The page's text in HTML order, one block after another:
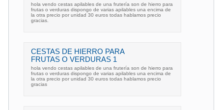
hola vendo cestas apilables de una frutería son de hierro para
frutas o verduras dispongo de varias apilables una encima de
la otra precio por unidad 30 euros todas hablamos precio
gracias.
CESTAS DE HIERRO PARA
FRUTAS O VERDURAS 1
hola vendo cestas apilables de una frutería son de hierro para
frutas o verduras dispongo de varias apilables una encima de
la otra precio por unidad 30 euros todas hablamos precio
gracias